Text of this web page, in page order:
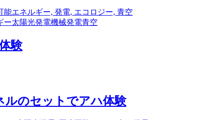
ー太陽光発電機械発電青空
験
ルのセットでアハ体験